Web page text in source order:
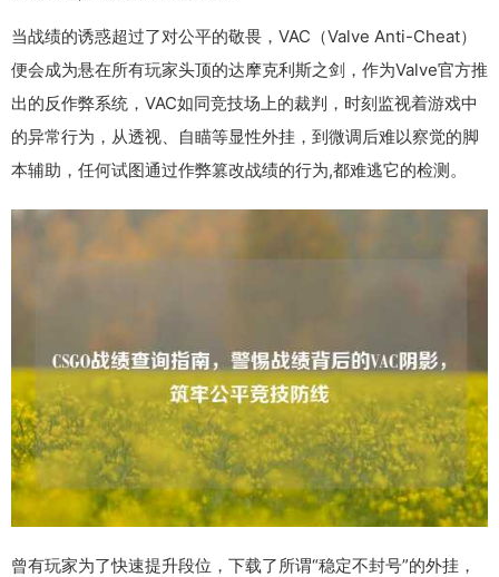
当战绩的诱惑超过了对公平的敬畏，VAC（Valve Anti-Cheat）
便会成为悬在所有玩家头顶的达摩克利斯之剑，作为Valve官方推
出的反作弊系统，VAC如同竞技场上的裁判，时刻监视着游戏中
的异常行为，从透视、自瞄等显性外挂，到微调后难以察觉的脚
本辅助，任何试图通过作弊篡改战绩的行为,都难逃它的检测。
曾有玩家为了快速提升段位，下载了所谓“稳定不封号”的外挂，